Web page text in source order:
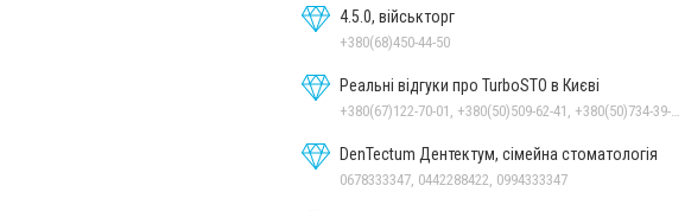
4.5.0, військторг
+380(68)450-44-50
Реальні відгуки про TurboSTO в Києві
DenTectum Дентектум, сімейна стоматологія
0678333347, 0442288422, 0994333347